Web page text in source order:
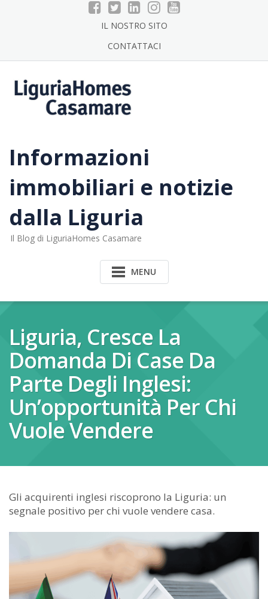
IL NOSTRO SITO
CONTATTACI
Informazioni
immobiliari e notizie
dalla Liguria
Il Blog di LiguriaHomes Casamare
MENU
Liguria, Cresce La
Domanda Di Case Da
Parte Degli Inglesi:
Un’opportunità Per Chi
Vuole Vendere
Gli acquirenti inglesi riscoprono la Liguria: un
segnale positivo per chi vuole vendere casa.